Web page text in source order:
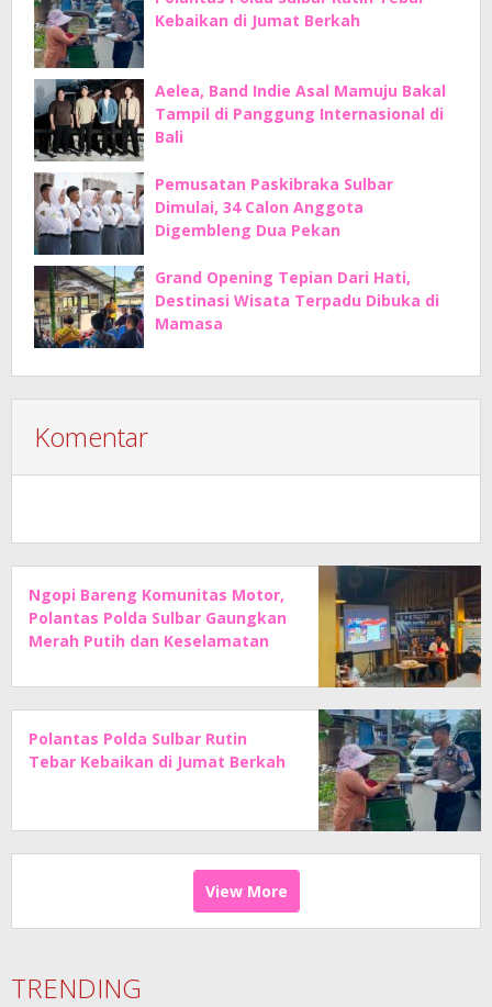
Kebaikan di Jumat Berkah
Aelea, Band Indie Asal Mamuju Bakal
Tampil di Panggung Internasional di
Bali
Pemusatan Paskibraka Sulbar
Dimulai, 34 Calon Anggota
Digembleng Dua Pekan
Grand Opening Tepian Dari Hati,
Destinasi Wisata Terpadu Dibuka di
Mamasa
Komentar
Ngopi Bareng Komunitas Motor,
Polantas Polda Sulbar Gaungkan
Merah Putih dan Keselamatan
Polantas Polda Sulbar Rutin
Tebar Kebaikan di Jumat Berkah
View More
TRENDING